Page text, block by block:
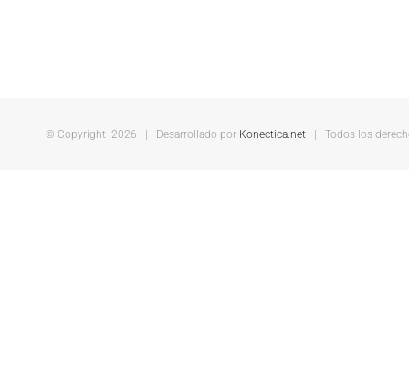
© Copyright2026 | Desarrollado por Konectica.net | Todos los